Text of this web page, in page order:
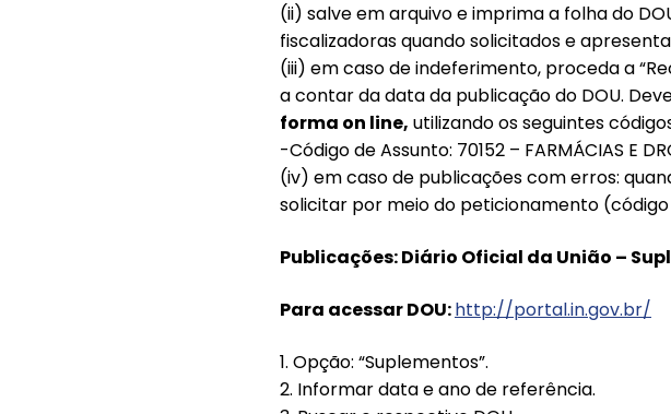
(ii) salve em arquivo e imprima a folha do
fiscalizadoras quando solicitados e
(iii) em caso de indeferimento, proceda a
a contar da data da publicação do DOU.
forma on line, utilizando os seguintes
-Código de Assunto: 70152 – FARMÁCIAS E
(iv) em caso de publicações com erros:
solicitar por meio do peticionamento
Publicações: Diário Oficial da União –
Para acessar DOU:http://portal.in.gov.br/
1. Opção: “Suplementos”.
2. Informar data e ano de referência.